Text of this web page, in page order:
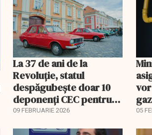
La 37 de ani de la
Revoluție, statul
despăgubește doar 10
deponenți CEC pentru
banii de Dacia
09 FEBRUARIE 2026 05